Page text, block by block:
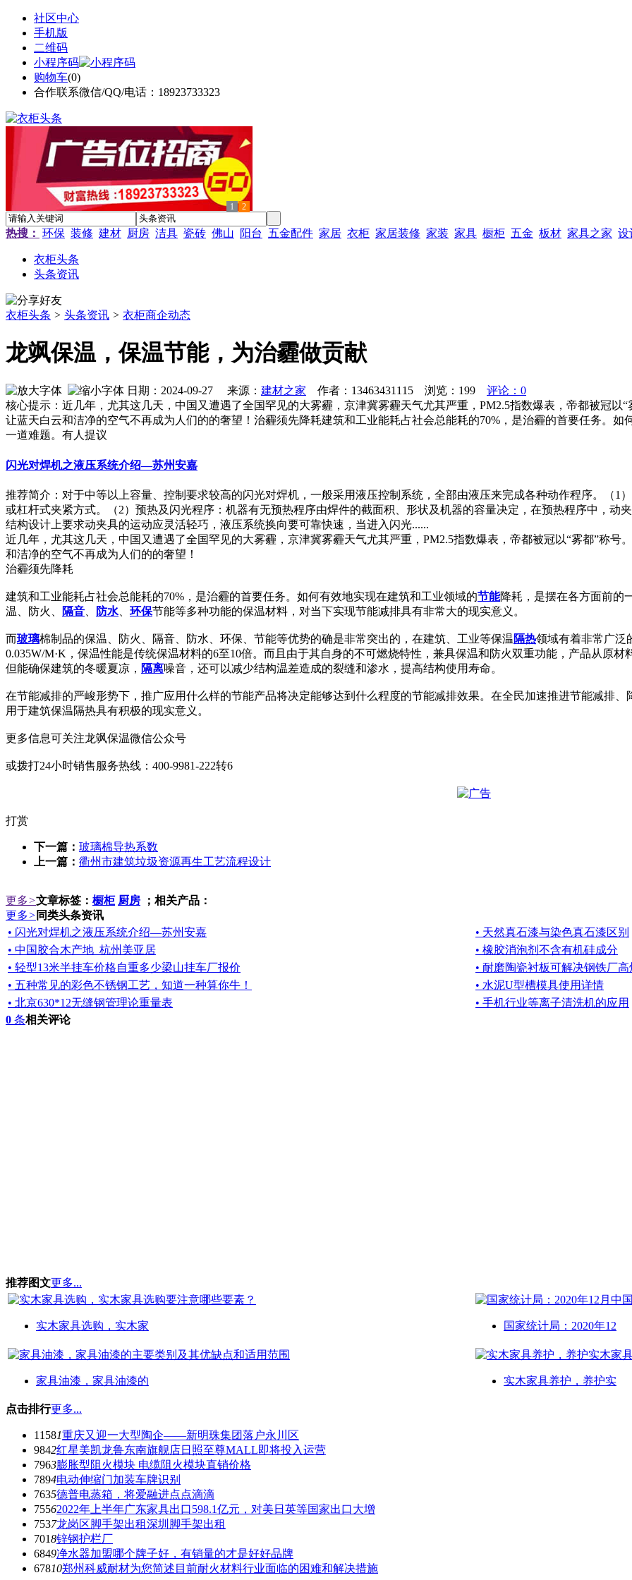
社区中心
手机版
二维码
小程序码
购物车(0)
合作联系微信/QQ/电话：18923733323
1 2
热搜： 环保 装修 建材 厨房 洁具 瓷砖 佛山 阳台 五金配件 家居 衣柜 家居装修 家装 家具 橱柜 五金 板材 家具之家 设
衣柜头条
头条资讯
衣柜头条 > 头条资讯 > 衣柜商企动态
龙飒保温，保温节能，为治霾做贡献
日期：2024-09-27 来源： 建材之家 作者：13463431115 浏览： 199
评论：0
核心提示：近几年，尤其这几天，中国又遭遇了全国罕见的大雾霾，京津冀雾霾天气尤其严重，PM2.5指数爆表，帝都被冠以
让蓝天白云和洁净的空气不再成为人们的的奢望！治霾须先降耗建筑和工业能耗占社会总能耗的70%，是治霾的首要任务。
一道难题。有人提议
闪光对焊机之液压系统介绍—苏州安嘉
推荐简介：对于中等以上容量、控制要求较高的闪光对焊机，一般采用液压控制系统，全部由液压来完成各种动作程序。（1
或杠杆式夹紧方式。（2）预热及闪光程序：机器有无预热程序由焊件的截面积、形状及机器的容量决定，在预热程序中，动
结构设计上要求动夹具的运动应灵活轻巧，液压系统换向要可靠快速，当进入闪光......
近几年，尤其这几天，中国又遭遇了全国罕见的大雾霾，京津冀雾霾天气尤其严重，PM2.5指数爆表，帝都被冠以“雾都”称号
和洁净的空气不再成为人们的的奢望！
治霾须先降耗
建筑和工业能耗占社会总能耗的70%，是治霾的首要任务。如何有效地实现在建筑和工业领域的节能降耗，是摆在各方面前的
温、防火、
隔音 防水 环保节能等多种功能的保温材料，对当下实现节能减排具有非常大的现实意义。
而玻璃棉制品的保温、防火、隔音、防水、环保、节能等优势的确是非常突出的，在建筑、工业等保温隔热领域有着非常广泛
0.035W/M·K，保温性能是传统保温材料的6至10倍。而且由于其自身的不可燃烧特性，兼具保温和防火双重功能，产品从原
但能确保建筑的冬暖夏凉， 隔离噪音，还可以减少结构温差造成的裂缝和渗水，提高结构使用寿命。
在节能减排的严峻形势下，推广应用什么样的节能产品将决定能够达到什么程度的节能减排效果。在全民加速推进节能减排
用于建筑保温隔热具有积极的现实意义。
更多信息可关注龙飒保温微信公众号
或拨打24小时销售服务热线：400-9981-222转6
打赏
下一篇： 玻璃棉导热系数
上一篇： 衢州市建筑垃圾资源再生工艺流程设计
更多>文章标签： 橱柜 厨房 ；相关产品：
更多> 同类头条资讯
• 闪光对焊机之液压系统介绍—苏州安嘉
• 天然真石漆与染色真石漆区别
• 中国胶合木产地_杭州美亚居
• 橡胶消泡剂不含有机硅成分
• 轻型13米半挂车价格自重多少梁山挂车厂报价
• 耐磨陶瓷衬板可解决钢铁厂
• 五种常见的彩色不锈钢工艺，知道一种算你牛！
• 水泥U型槽模具使用详情
• 北京630*12无缝钢管理论重量表
• 手机行业等离子清洗机的应用
0 条相关评论
推荐图文更多...
实木家具选购，实木家 国家统计局：2020年12
家具油漆，家具油漆的 实木家具养护，养护实
点击排行更多...
11581重庆又迎一大型陶企——新明珠集团落户永川区
9842红星美凯龙鲁东南旗舰店日照至尊MALL即将投入运营
7963膨胀型阻火模块 电缆阻火模块直销价格
7894电动伸缩门加装车牌识别
7635德普电蒸箱，将爱融进点点滴滴
75562022年上半年广东家具出口598.1亿元，对美日英等国家出口大增
7537龙岗区脚手架出租深圳脚手架出租
7018锌钢护栏厂
6849净水器加盟哪个牌子好，有销量的才是好好品牌
67810郑州科威耐材为您简述目前耐火材料行业面临的困难和解决措施